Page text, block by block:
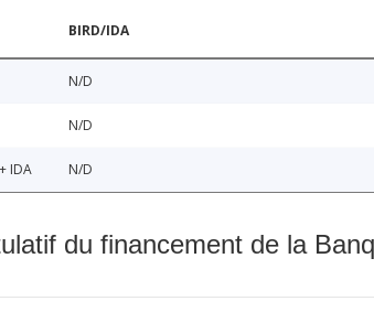
BIRD/IDA
N/D
N/D
IDA N/D
du financement de la